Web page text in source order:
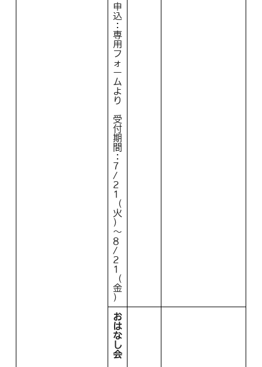
申
込
：
専
用
フ
ォ
ー
ム
よ
り
受
付
期
間
：
7
/
2
1
（
火
）
～
8
/
2
1
（
金
）
お
は
な
し
会